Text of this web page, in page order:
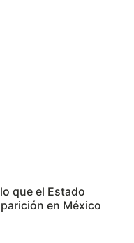
que el Estado
en México